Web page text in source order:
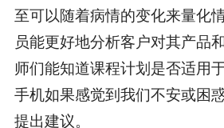
至可以随着病情的变化来量化
员能更好地分析客户对其产品
师们能知道课程计划是否适用
手机如果感觉到我们不安或困
提出建议。